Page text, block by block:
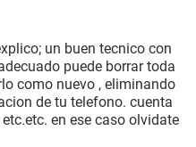
un buen tecnico con
puede borrar toda
como nuevo , eliminando
de tu telefono. cuenta
en ese caso olvidate